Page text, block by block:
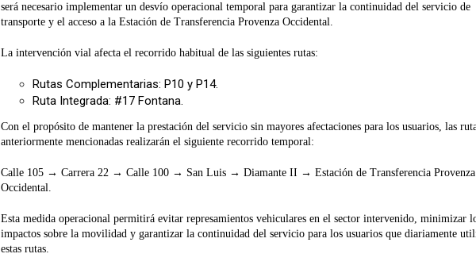
será necesario implementar un desvío operacional temporal para garantizar la continuidad del servicio de
transporte y el acceso a la Estación de Transferencia Provenza Occidental.
La intervención vial afecta el recorrido habitual de las siguientes rutas:
Rutas Complementarias: P10 y P14.
Ruta Integrada: #17 Fontana.
Con el propósito de mantener la prestación del servicio sin mayores afectaciones para los usuarios, las
anteriormente mencionadas realizarán el siguiente recorrido temporal:
Calle 105 → Carrera 22 → Calle 100 → San Luis → Diamante II → Estación de Transferencia Provenza
Occidental.
Esta medida operacional permitirá evitar represamientos vehiculares en el sector intervenido, minimizar
impactos sobre la movilidad y garantizar la continuidad del servicio para los usuarios que diariamente
estas rutas.